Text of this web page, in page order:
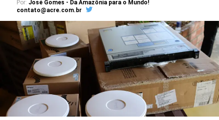
Por: José Gomes - Da Amazônia para o Mundo!
contato@acre.com.br